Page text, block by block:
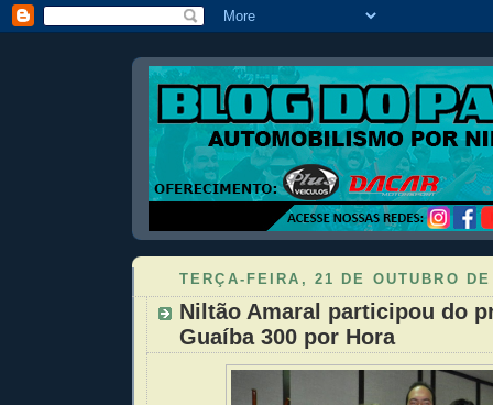
TERÇA-FEIRA, 21 DE OUTUBRO
Niltão Amaral participou do
Guaíba 300 por Hora